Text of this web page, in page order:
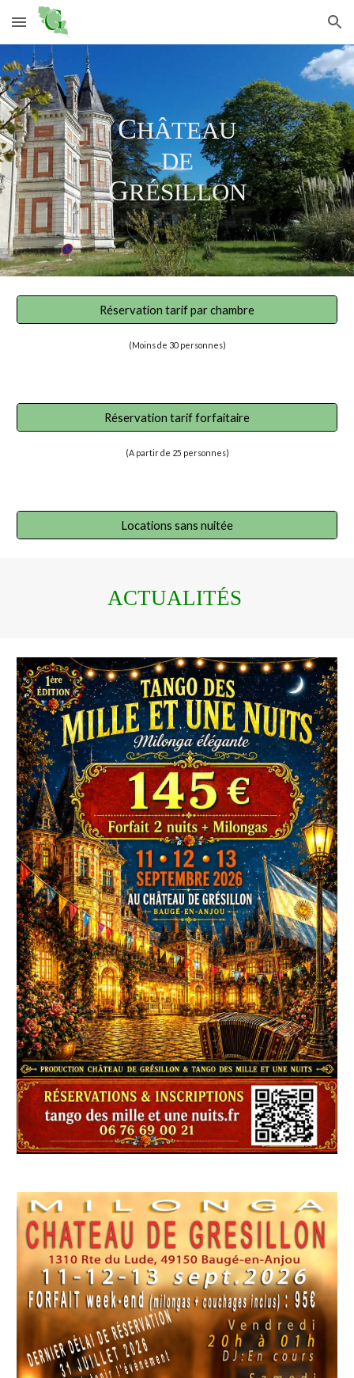
Skip to main content Skip to navigation
CHÂTEAU
DE
GRÉSILLON
Réservation tarif par chambre
(Moins de 30 personnes)
Réservation tarif forfaitaire
(A partirde 25 personnes)
Locations sans nuitée
ACTUALITÉS